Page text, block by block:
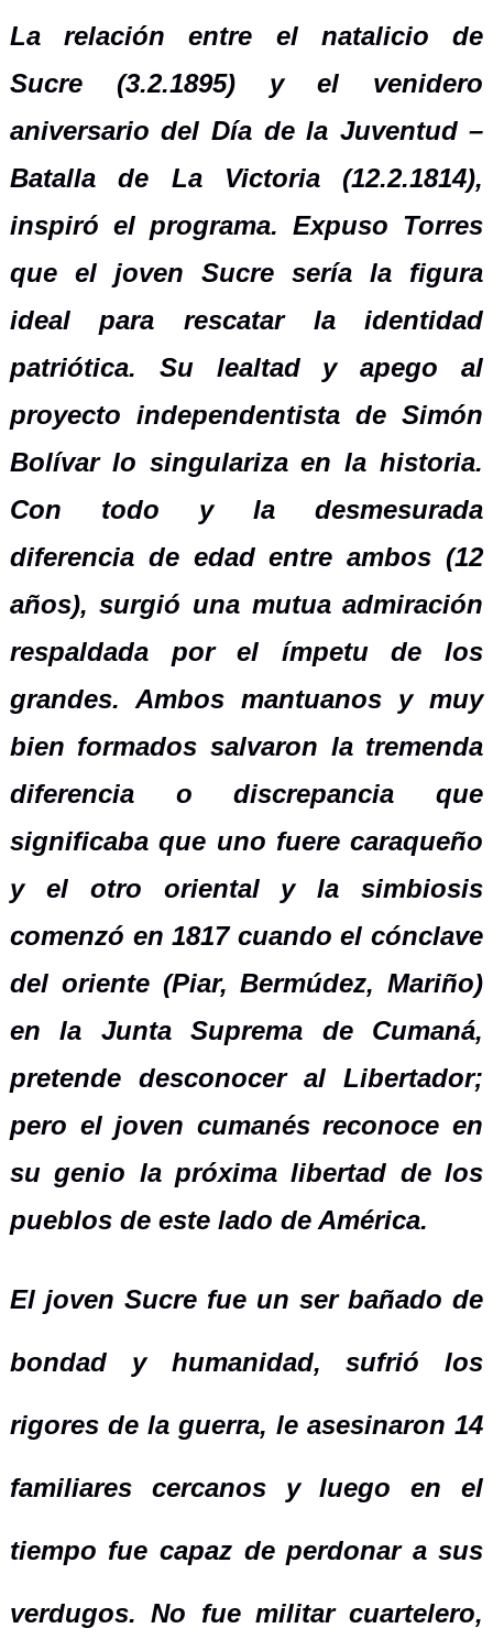
La relación entre el natalicio de
Sucre (3.2.1895) y el venidero
aniversario del Día de la Juventud –
Batalla de La Victoria (12.2.1814),
inspiró el programa. Expuso Torres
que el joven Sucre sería la figura
ideal para rescatar la identidad
patriótica. Su lealtad y apego al
proyecto independentista de Simón
Bolívar lo singulariza en la historia.
Con todo y la desmesurada
diferencia de edad entre ambos (12
años), surgió una mutua admiración
respaldada por el ímpetu de los
grandes. Ambos mantuanos y muy
bien formados salvaron la tremenda
diferencia o discrepancia que
significaba que uno fuere caraqueño
y el otro oriental y la simbiosis
comenzó en 1817 cuando el cónclave
del oriente (Piar, Bermúdez, Mariño)
en la Junta Suprema de Cumaná,
pretende desconocer al Libertador;
pero el joven cumanés reconoce en
su genio la próxima libertad de los
pueblos de este lado de América.
El joven Sucre fue un ser bañado de
bondad y humanidad, sufrió los
rigores de la guerra, le asesinaron 14
familiares cercanos y luego en el
tiempo fue capaz de perdonar a sus
verdugos. No fue militar cuartelero,